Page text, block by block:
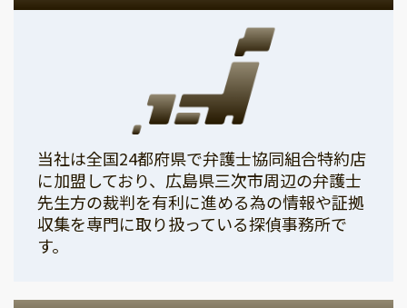
当社は全国24都府県で弁護士協同組合特約店
に加盟しており、広島県三次市周辺の弁護士
先生方の裁判を有利に進める為の情報や証拠
収集を専門に取り扱っている探偵事務所で
す。